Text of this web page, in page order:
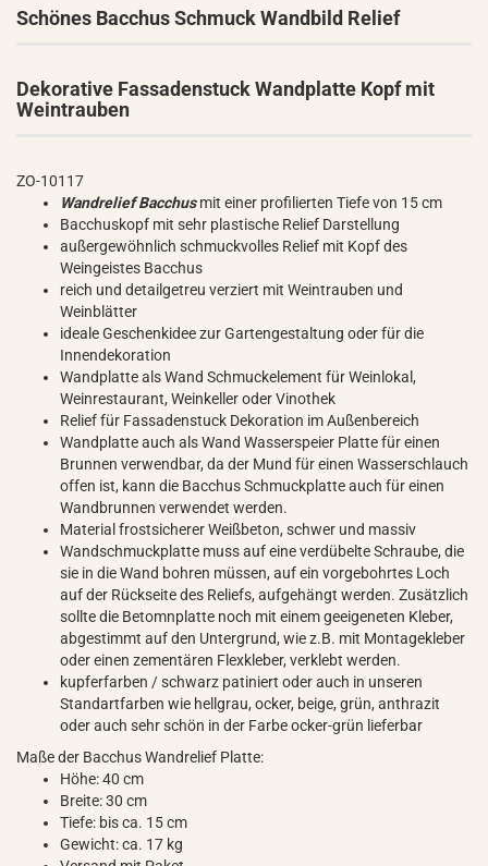
Schönes Bacchus Schmuck Wandbild Relief
Dekorative Fassadenstuck Wandplatte Kopf mit
Weintrauben
ZO-10117
Wandrelief Bacchusmit einer profilierten Tiefe von 15 cm
Bacchuskopf mit sehr plastische Relief Darstellung
außergewöhnlich schmuckvolles Relief mit Kopf des
Weingeistes Bacchus
reich und detailgetreu verziert mit Weintrauben und
Weinblätter
ideale Geschenkidee zur Gartengestaltung oder für die
Innendekoration
Wandplatte als Wand Schmuckelement für Weinlokal,
Weinrestaurant, Weinkeller oder Vinothek
Relief für Fassadenstuck Dekoration im Außenbereich
Wandplatte auch als Wand Wasserspeier Platte für einen
Brunnen verwendbar, da der Mund für einen Wasserschlauch
offen ist, kann die Bacchus Schmuckplatte auch für einen
Wandbrunnen verwendet werden.
Material frostsicherer Weißbeton, schwer und massiv
Wandschmuckplatte muss auf eine verdübelte Schraube, die
sie in die Wand bohren müssen, auf ein vorgebohrtes Loch
auf der Rückseite des Reliefs, aufgehängt werden. Zusätzlich
sollte die Betomnplatte noch mit einem geeigeneten Kleber,
abgestimmt auf den Untergrund, wie z.B. mit Montagekleber
oder einen zementären Flexkleber, verklebt werden.
kupferfarben / schwarz patiniert oder auch in unseren
Standartfarben wie hellgrau, ocker, beige, grün, anthrazit
oder auch sehr schön in der Farbe ocker-grün lieferbar
Maße der Bacchus Wandrelief Platte:
Höhe: 40 cm
Breite: 30 cm
Tiefe: bis ca. 15 cm
Gewicht: ca. 17 kg